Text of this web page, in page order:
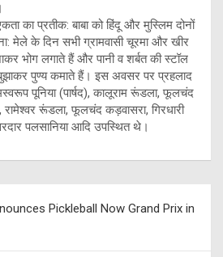
का प्रतीक: बाबा को हिंदू और मुस्लिम दोनों
मेले के दिन सभी ग्रामवासी चूरमा और खीर
भोग लगाते हैं और पानी व शर्बत की स्टॉल
बुझाकर पुण्य कमाते हैं। इस अवसर पर प्रहलाद
पूनिया (पार्षद), कालूराम रूंडला, फूलचंद
रामेश्वर रूंडला, फूलचंद कड़वासरा, गिरधारी
पलसानिया आदि उपस्थित थे।
Pickleball Now Grand Prix in